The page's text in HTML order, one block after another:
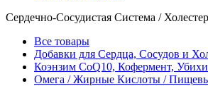
Сердечно-Сосудистая Система /
Все товары
Добавки для Сердца, Сосудов и
Коэнзим CoQ10, Кофермент,
Омега / Жирные Кислоты /